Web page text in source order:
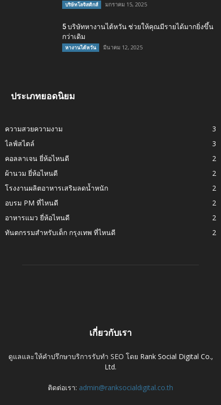
บริษัทโลจิสติกส์ มกราคม 15, 2025
5 บริษัทหางานไต้หวัน ช่วยให้คุณมีรายได้มากยิ่งขึ้น
กว่าเดิม
หางานไต้หวัน มีนาคม 12, 2025
ประเภทยอดนิยม
ความสวยความงาม
3
ไลฟ์สไตล์
3
คอลลาเจน ยี่ห้อไหนดี
2
ผ้านวม ยี่ห้อไหนดี
2
โรงงานผลิตอาหารเสริมลดน้ำหนัก
2
อบรม PM ที่ไหนดี
2
อาหารแมว ยี่ห้อไหนดี
2
ทันตกรรมสำหรับเด็ก กรุงเทพ ที่ไหนดี
2
เกี่ยวกับเรา
ดูแลและให้คำปรึกษาบริการรับทำ SEO โดย Rank Social Digital Co.,
Ltd.
ติดต่อเรา: admin@ranksocialdigital.co.th